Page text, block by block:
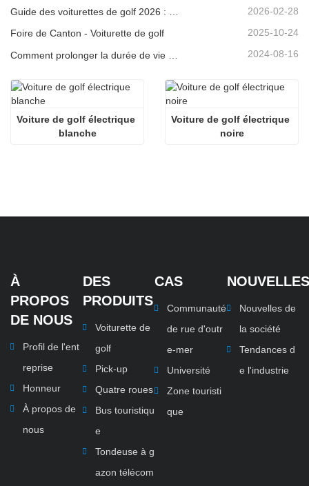
2026-02-28
Foire de Canton - Voiturette de golf 2025-10-24
2024-08-16
Voiture de golf électrique
blanche
Voiture de golf électrique
noire
À
PROPOS
DE NOUS
Profil de l'ent
reprise
Honneur
À propos de
nous
DES
PRODUITS
Voiturette de
golf
Pick-up
Quatre roues
Bus touristiqu
e
Tondeuse à g
azon télécom
CAS
Communauté
de rue d'outr
e-mer
Université
Zone touristi
que
NOUVELLES
Nouvelles de
la société
Tendances d
e l'industrie